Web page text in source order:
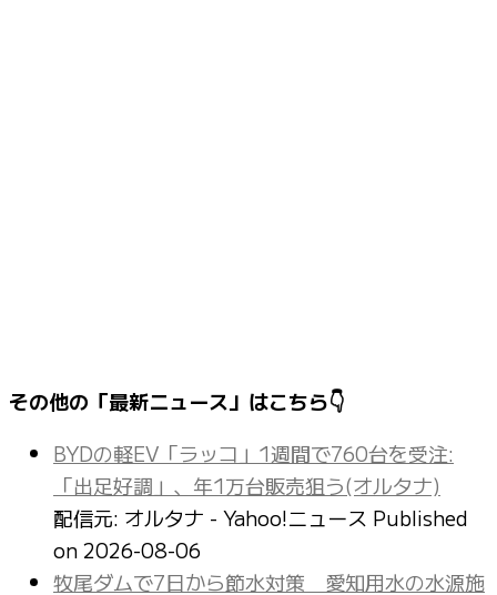
その他の「最新ニュース」はこちら👇
BYDの軽EV「ラッコ」1週間で760台を受注:
「出足好調」、年1万台販売狙う(オルタナ)
配信元: オルタナ - Yahoo!ニュース Published
on 2026-08-06
牧尾ダムで7日から節水対策 愛知用水の水源施